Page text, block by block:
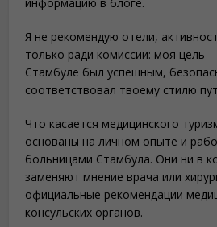
Я не рекомендую отели,
только ради комиссии: моя цель
Стамбуле был успешным,
соответствовал твоему стилю
Что касается медицинского
основаны на личном опыте и
больницами Стамбула. Они ни в
заменяют мнение врача или
официальные рекомендации
консульских органов.